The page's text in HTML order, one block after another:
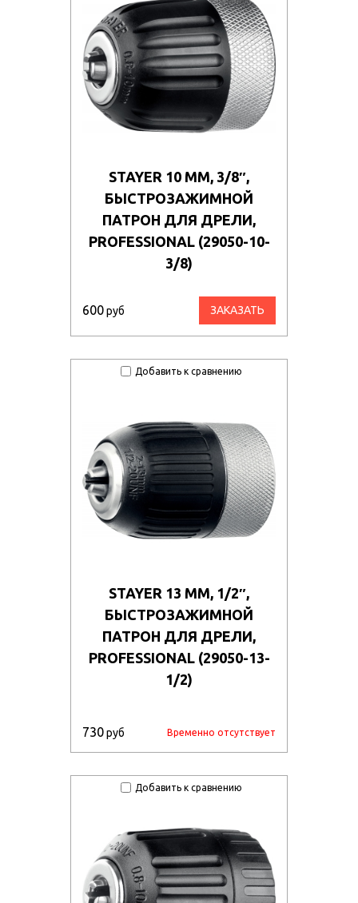
STAYER 10 ММ, 3/8″,
БЫСТРОЗАЖИМНОЙ
ПАТРОН ДЛЯ ДРЕЛИ,
PROFESSIONAL (29050-10-
3/8)
600руб ЗАКАЗАТЬ
Добавить к сравнению
STAYER 13 ММ, 1/2″,
БЫСТРОЗАЖИМНОЙ
ПАТРОН ДЛЯ ДРЕЛИ,
PROFESSIONAL (29050-13-
1/2)
730руб Временно отсутствует
Добавить к сравнению